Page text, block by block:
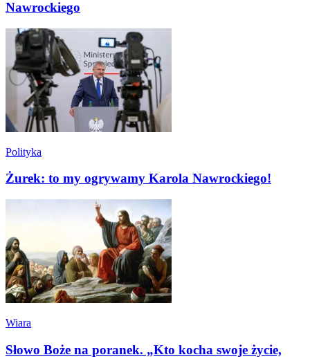
Nawrockiego
Polityka
Żurek: to my ogrywamy Karola Nawrockiego!
Wiara
Słowo Boże na poranek. „Kto kocha swoje życie,